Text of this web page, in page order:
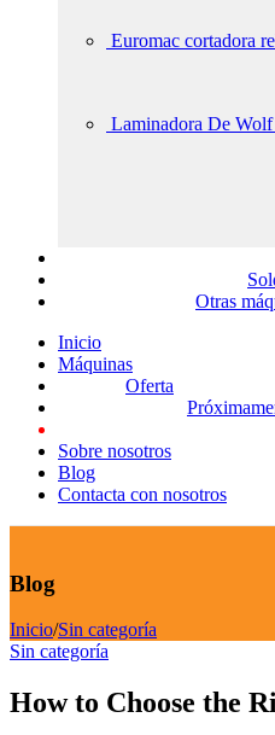
Euromac cortadora
Laminadora De Wolf
Otras
Inicio
Máquinas
Oferta
Sobre nosotros
Blog
Contacta con nosotros
Blog
Inicio/Sin categoría
Sin categoría
How to Choose the